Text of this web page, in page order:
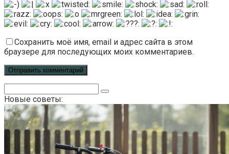
Сохранить моё имя, email и адрес сайта в этом
браузере для последующих моих комментариев.
Новые советы: